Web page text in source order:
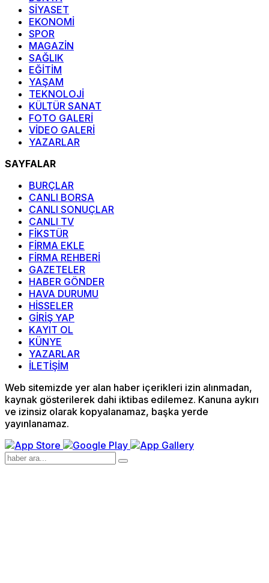
SİYASET
EKONOMİ
SPOR
MAGAZİN
SAĞLIK
EĞİTİM
YAŞAM
TEKNOLOJİ
KÜLTÜR SANAT
FOTO GALERİ
VİDEO GALERİ
YAZARLAR
SAYFALAR
BURÇLAR
CANLI BORSA
CANLI SONUÇLAR
CANLI TV
FİKSTÜR
FİRMA EKLE
FİRMA REHBERİ
GAZETELER
HABER GÖNDER
HAVA DURUMU
HİSSELER
GİRİŞ YAP
KAYIT OL
KÜNYE
YAZARLAR
İLETİŞİM
Web sitemizde yer alan haber içerikleri izin alınmadan,
kaynak gösterilerek dahi iktibas edilemez. Kanuna aykırı
ve izinsiz olarak kopyalanamaz, başka yerde
yayınlanamaz.